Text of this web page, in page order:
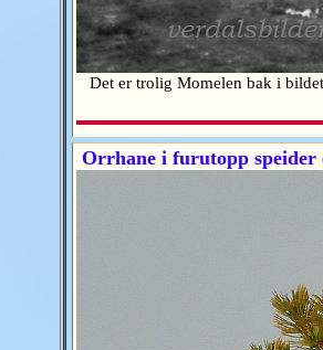
Det er trolig Momelen bak i
Orrhane i furutopp speider